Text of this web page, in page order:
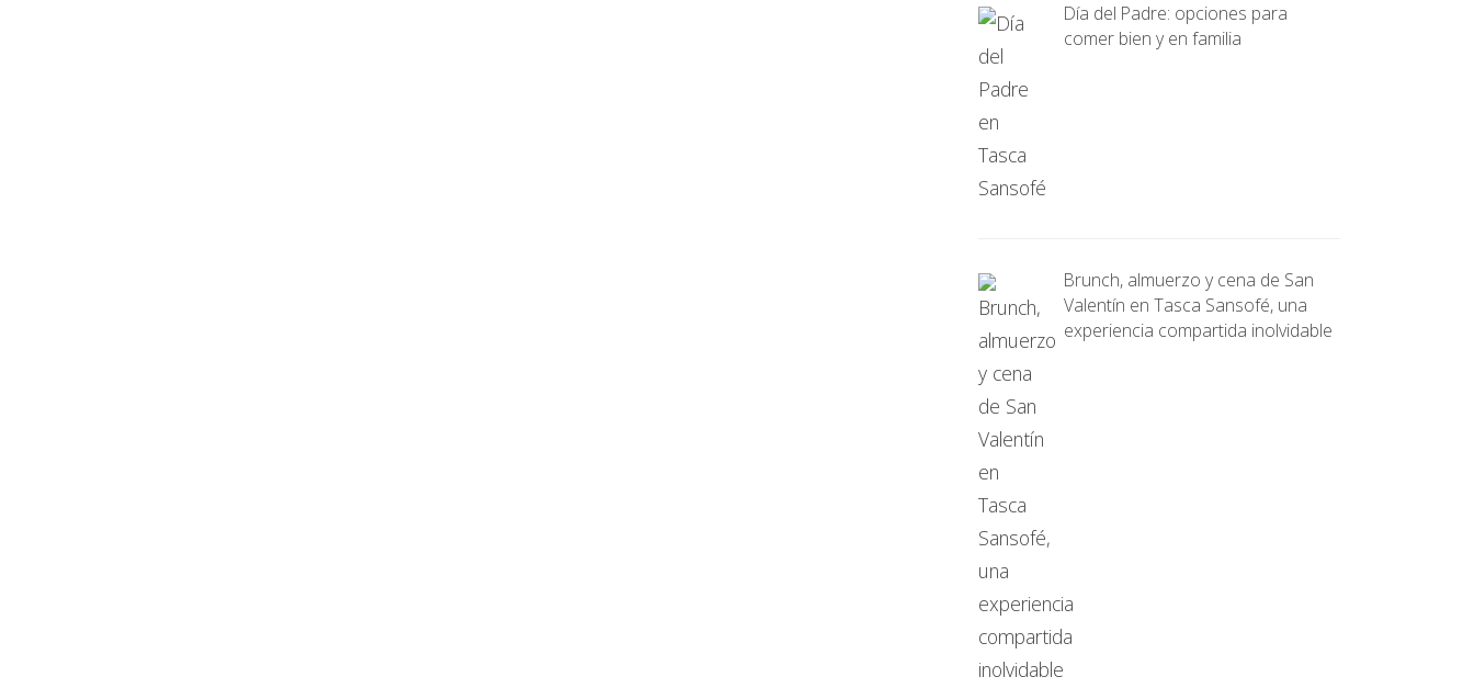
Día del Padre: opciones para
comer bien y en familia
Brunch, almuerzo y cena de San
Valentín en Tasca Sansofé, una
experiencia compartida inolvidable